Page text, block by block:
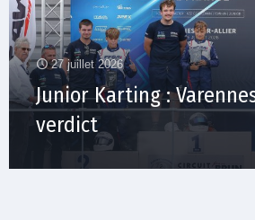
27 juillet 2026
Junior Karting :
verdict